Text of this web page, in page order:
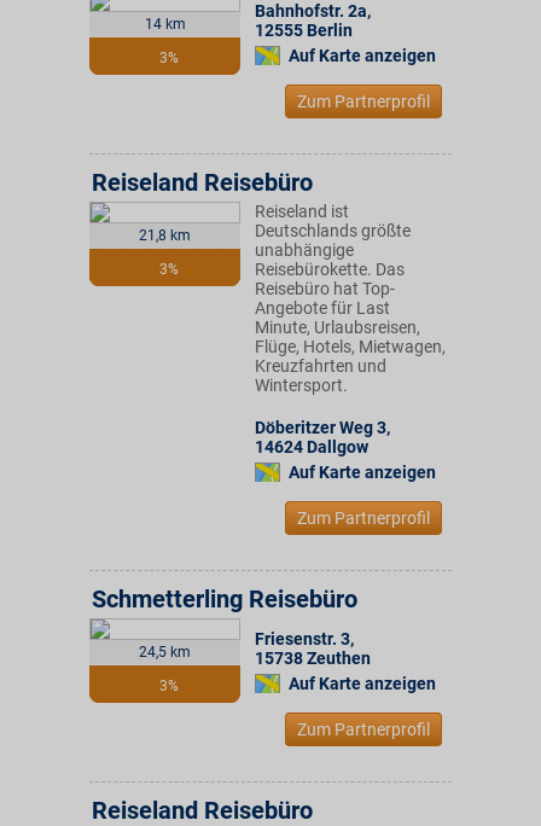
14 km
3%
Bahnhofstr. 2a,
12555 Berlin
Auf Karte anzeigen
Zum Partnerprofil
21,8 km
3%
Reiseland Reisebüro
Reiseland ist
Deutschlands größte
unabhängige
Reisebürokette. Das
Reisebüro hat Top-
Angebote für Last
Minute, Urlaubsreisen,
Flüge, Hotels, Mietwagen,
Kreuzfahrten und
Wintersport.
Döberitzer Weg 3,
14624 Dallgow
Auf Karte anzeigen
Zum Partnerprofil
24,5 km
3%
Schmetterling Reisebüro
Friesenstr. 3,
15738Zeuthen
Auf Karte anzeigen
Zum Partnerprofil
Reiseland Reisebüro